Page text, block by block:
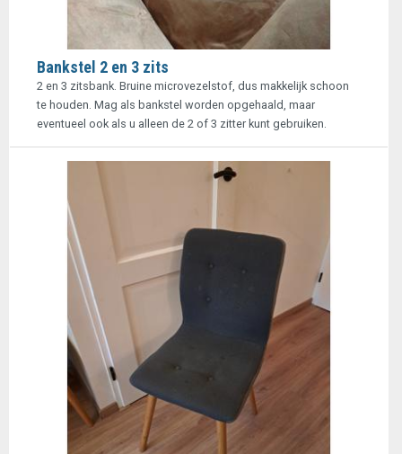
Bankstel 2 en 3 zits
2 en 3 zitsbank. Bruine microvezelstof, dus makkelijk schoon
te houden. Mag als bankstel worden opgehaald, maar
eventueel ook als u alleen de 2 of 3 zitter kunt gebruiken.